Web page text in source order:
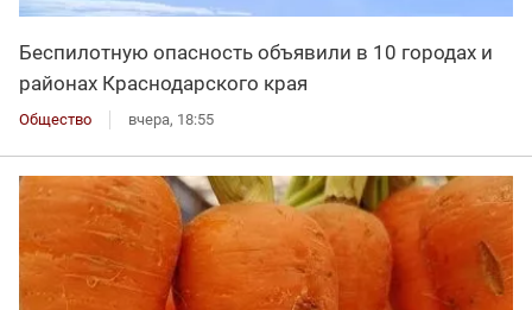
Беспилотную опасность объявили в 10 городах и
районах Краснодарского края
Общество вчера, 18:55